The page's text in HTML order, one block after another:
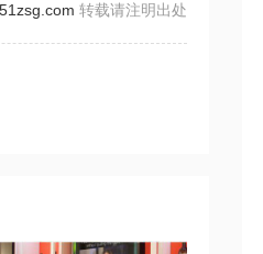
转载请注明出处